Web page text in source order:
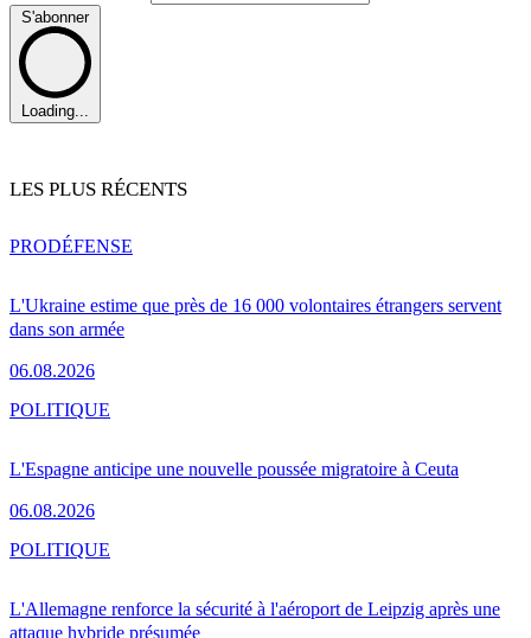
S'abonner
Loading...
LES PLUS RÉCENTS
L'Ukraine estime que près de 16 000 volontaires étrangers servent
dans son armée
06.08.2026
PRODÉFENSE
L'Espagne anticipe une nouvelle poussée migratoire à Ceuta
06.08.2026
POLITIQUE
L'Allemagne renforce la sécurité à l'aéroport de Leipzig après une
attaque hybride présumée
POLITIQUE